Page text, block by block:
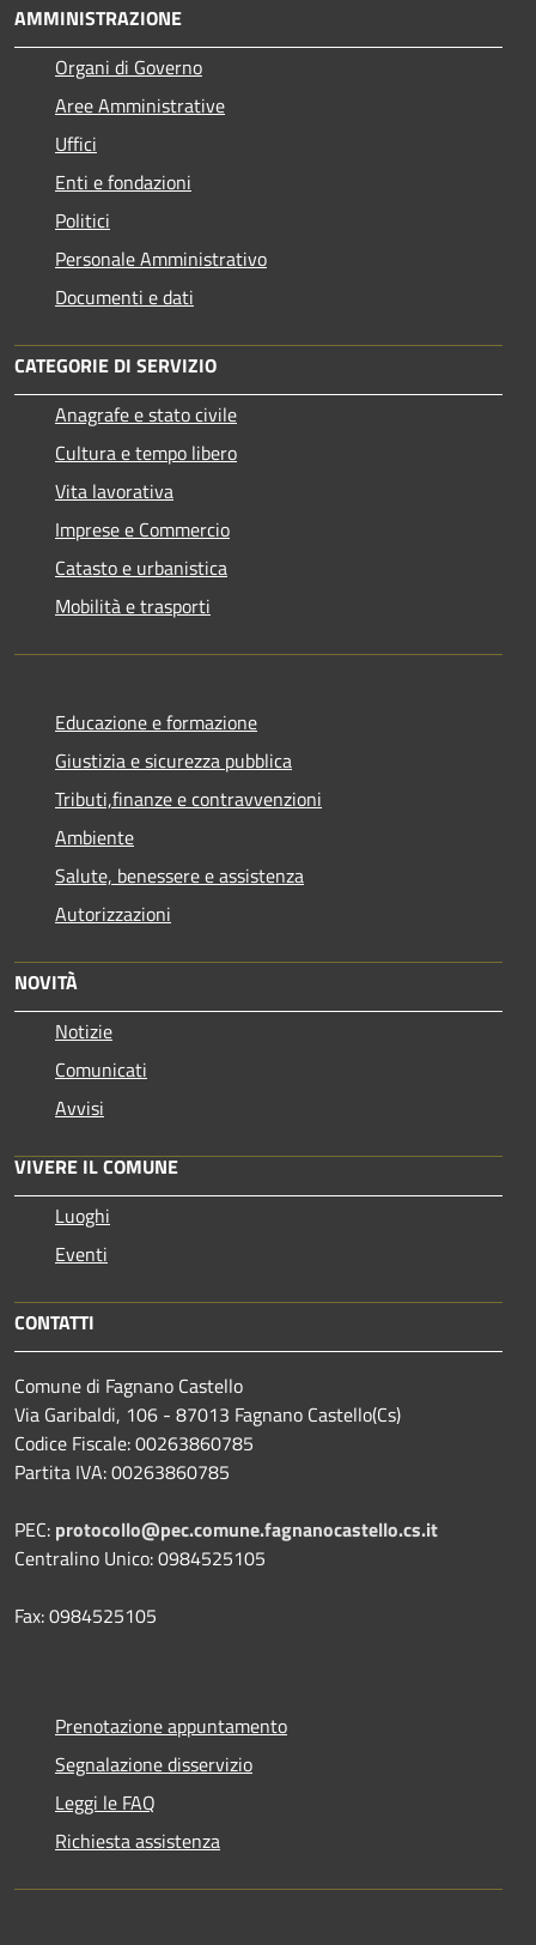
AMMINISTRAZIONE
Organi di Governo
Aree Amministrative
Uffici
Enti e fondazioni
Politici
Personale Amministrativo
Documenti e dati
CATEGORIE DI SERVIZIO
Anagrafe e stato civile
Cultura e tempo libero
Vita lavorativa
Imprese e Commercio
Catasto e urbanistica
Mobilità e trasporti
Educazione e formazione
Giustizia e sicurezza pubblica
Tributi,finanze e contravvenzioni
Ambiente
Salute, benessere e assistenza
Autorizzazioni
NOVITÀ
Notizie
Comunicati
Avvisi
VIVERE IL COMUNE
Luoghi
Eventi
CONTATTI
Comune di Fagnano Castello
Via Garibaldi, 106 - 87013 Fagnano Castello(Cs)
Codice Fiscale: 00263860785
Partita IVA: 00263860785
PEC: protocollo@pec.comune.fagnanocastello.cs.it
Centralino Unico: 0984525105
Fax: 0984525105
Prenotazione appuntamento
Segnalazione disservizio
Leggi le FAQ
Richiesta assistenza